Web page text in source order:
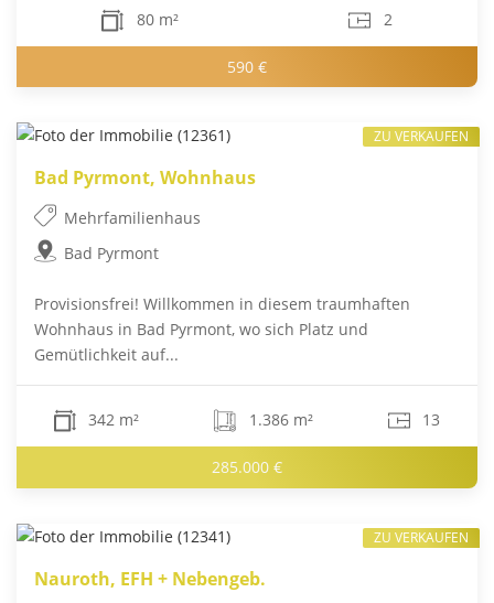
80 m² 2
590 €
Bad Pyrmont, Wohnhaus
Mehrfamilienhaus
Bad Pyrmont
Provisionsfrei! Willkommen in diesem traumhaften
Wohnhaus in Bad Pyrmont, wo sich Platz und
Gemütlichkeit auf...
342 m² 1.386 m² 13
285.000 €
ZU VERKAUFEN
Nauroth, EFH + Nebengeb.
ZU VERKAUFEN